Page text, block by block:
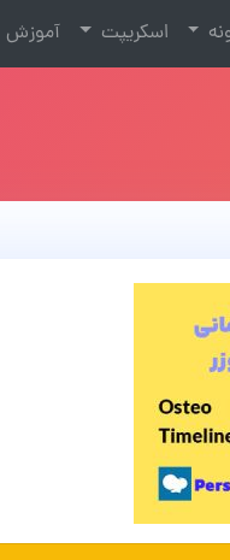
اسکریپت آموزش